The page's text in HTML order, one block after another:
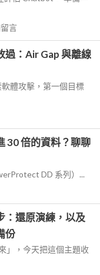
言
過：Air Gap 與離線
體攻擊，第一個目標
30 倍的資料？聊聊
DD 系列）...
：還原演練，以及
份
」，今天把這個主題收